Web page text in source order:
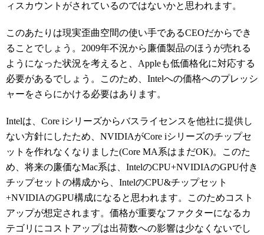
ィスカウントがされているのではないかと思われます。
このあたりは現実歪曲空間の使い手であるCEOだからでき
ることでしょう。2009年不況から廉価製品のほうが売れる
ようになった状況を考えると、Appleも低価格化に対応する
必要があるでしょう。このため、Intelへの価格へのプレッシ
ャーをさらにかける必要はあります。
Intelは、Core iシリーズからバスライセンスを他社に提供し
ない方針にしたため、NVIDIAがCore iシリーズのチップセ
ットを作れなくなりました(Core MA系はまだOK)。このた
め、将来の廉価なMac系は、IntelのCPU+NVIDIAのGPU付き
チップセットの構成から、IntelのCPU&チップセット
+NVIDIAのGPU構成になると思われます。このためコスト
アップが想定されます。価格が重要なファクターになるカ
テゴリにコストアップは出荷数への影響は少なくないでし